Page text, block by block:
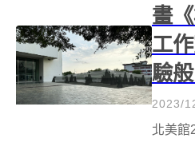
畫
工
驗
2023/
北美館